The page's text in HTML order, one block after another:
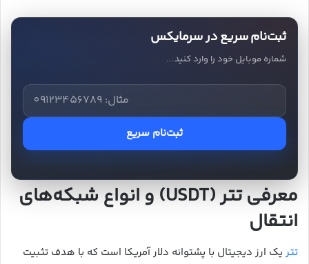
ثبت‌نام سریع در سرمایکس
شماره موبایل خود را وارد کنید...
ثبت‌نام سریع
معرفی تتر (USDT) و انواع شبکه‌های
انتقال
تتریک ارز دیجیتال با پشتوانه دلار آمریکا است که با هدف تثبیت